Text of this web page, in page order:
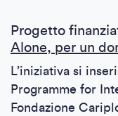
Progetto
Alone, per un
L’iniziativa si
Programme for
Fondazione